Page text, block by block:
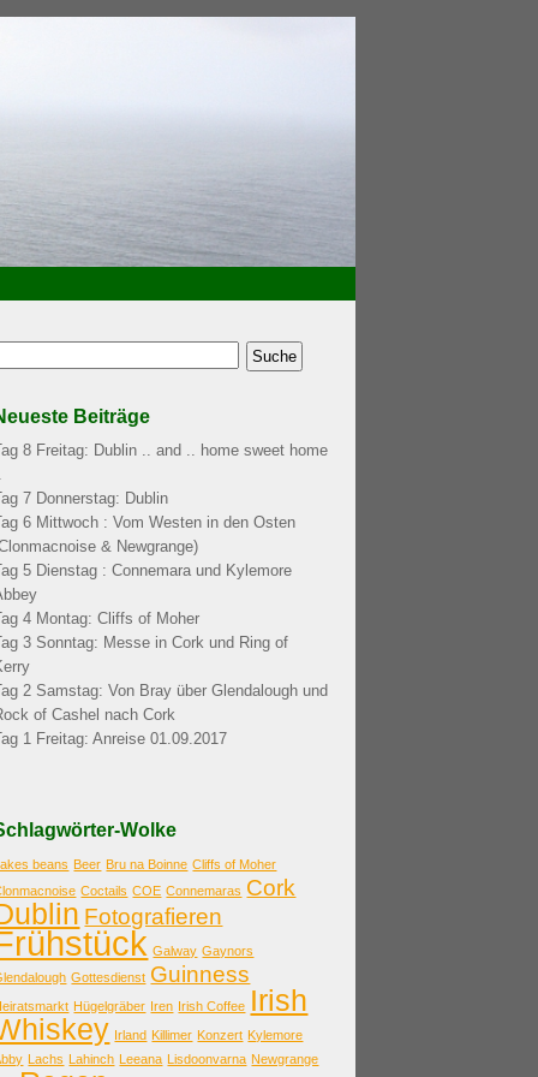
Beiträge
8 Freitag: Dublin .. and .. home sweet home
7 Donnerstag: Dublin
6 Mittwoch : Vom Westen in den Osten
& Newgrange)
5 Dienstag : Connemara und Kylemore
4 Montag: Cliffs of Moher
3 Sonntag: Messe in Cork und Ring of
2 Samstag: Von Bray über Glendalough und
of Cashel nach Cork
1 Freitag: Anreise 01.09.2017
Wolke
beans Beer Bru na Boinne Cliffs of Moher
Coctails COE Connemaras Cork
Fotografieren
Galway Gaynors
Gottesdienst Guinness
Hügelgräber Iren Irish Coffee Irish
Irland Killimer Konzert Kylemore
Lachs Lahinch Leeana Lisdoonvarna Newgrange